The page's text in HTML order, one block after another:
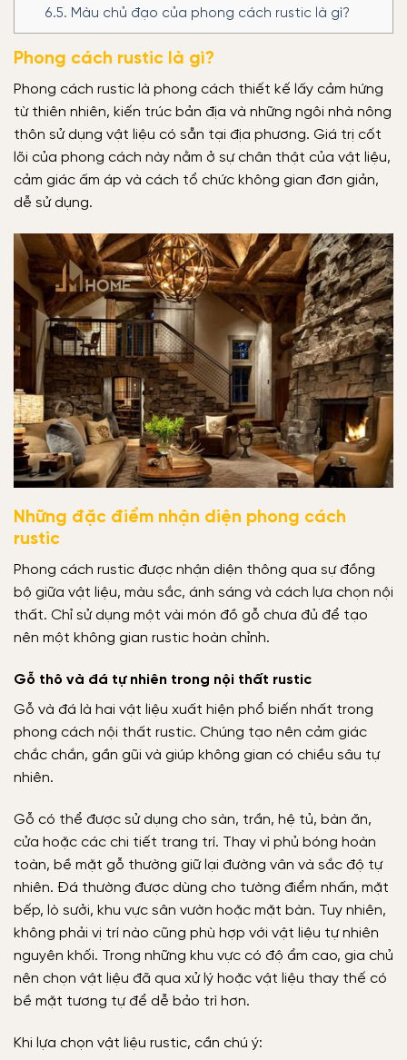
6.5. Màu chủ đạo của phong cách rustic là gì?
Phong cách rustic là gì?
Phong cách rustic là phong cách thiết kế lấy cảm hứng
từ thiên nhiên, kiến trúc bản địa và những ngôi nhà nông
thôn sử dụng vật liệu có sẵn tại địa phương. Giá trị cốt
lõi của phong cách này nằm ở sự chân thật của vật liệu,
cảm giác ấm áp và cách tổ chức không gian đơn giản,
dễ sử dụng.
Những đặc điểm nhận diện phong cách
rustic
Phong cách rustic được nhận diện thông qua sự đồng
bộ giữa vật liệu, màu sắc, ánh sáng và cách lựa chọn nội
thất. Chỉ sử dụng một vài món đồ gỗ chưa đủ để tạo
nên một không gian rustic hoàn chỉnh.
Gỗ thô và đá tự nhiên trong nội thất rustic
Gỗ và đá là hai vật liệu xuất hiện phổ biến nhất trong
phong cách nội thất rustic. Chúng tạo nên cảm giác
chắc chắn, gần gũi và giúp không gian có chiều sâu tự
nhiên.
Gỗ có thể được sử dụng cho sàn, trần, hệ tủ, bàn ăn,
cửa hoặc các chi tiết trang trí. Thay vì phủ bóng hoàn
toàn, bề mặt gỗ thường giữ lại đường vân và sắc độ tự
nhiên. Đá thường được dùng cho tường điểm nhấn, mặt
bếp, lò sưởi, khu vực sân vườn hoặc mặt bàn. Tuy nhiên,
không phải vị trí nào cũng phù hợp với vật liệu tự nhiên
nguyên khối. Trong những khu vực có độ ẩm cao, gia chủ
nên chọn vật liệu đã qua xử lý hoặc vật liệu thay thế có
bề mặt tương tự để dễ bảo trì hơn.
Khi lựa chọn vật liệu rustic, cần chú ý: